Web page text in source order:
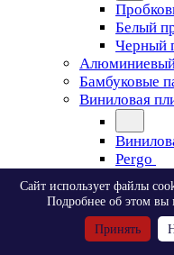
Белый
Черный
Бамбуковые
Виниловая
Pergo
Сайт использует файлы
Подробнее об этом вы
Принять